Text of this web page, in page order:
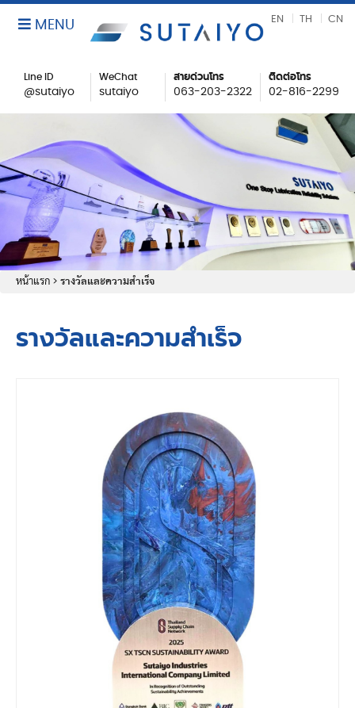
Line ID
@sutaiyo
WeChat
sutaiyo
สายด่วนโทร
063-203-2322
ติดต่อโทร
02-816-2299
MENU EN TH CN
หน้าแรก > รางวัลและความสำเร็จ
รางวัลและความสำเร็จ